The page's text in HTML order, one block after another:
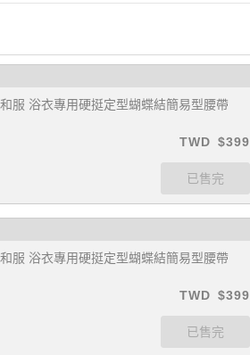
服 浴衣專用硬挺定型蝴蝶結簡易型腰帶
TWD $399
服 浴衣專用硬挺定型蝴蝶結簡易型腰帶
TWD $399